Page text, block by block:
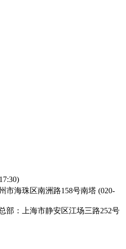
市海珠区南洲路158号南塔 (020-
部：上海市静安区江场三路252号